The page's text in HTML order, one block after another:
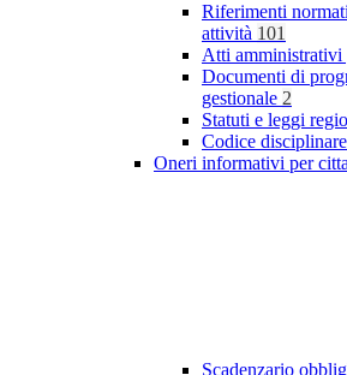
Riferimenti
attività 101
Atti amministrativi
Documenti di
gestionale 2
Statuti e leggi
Codice
Oneri informativi per
Scadenzario